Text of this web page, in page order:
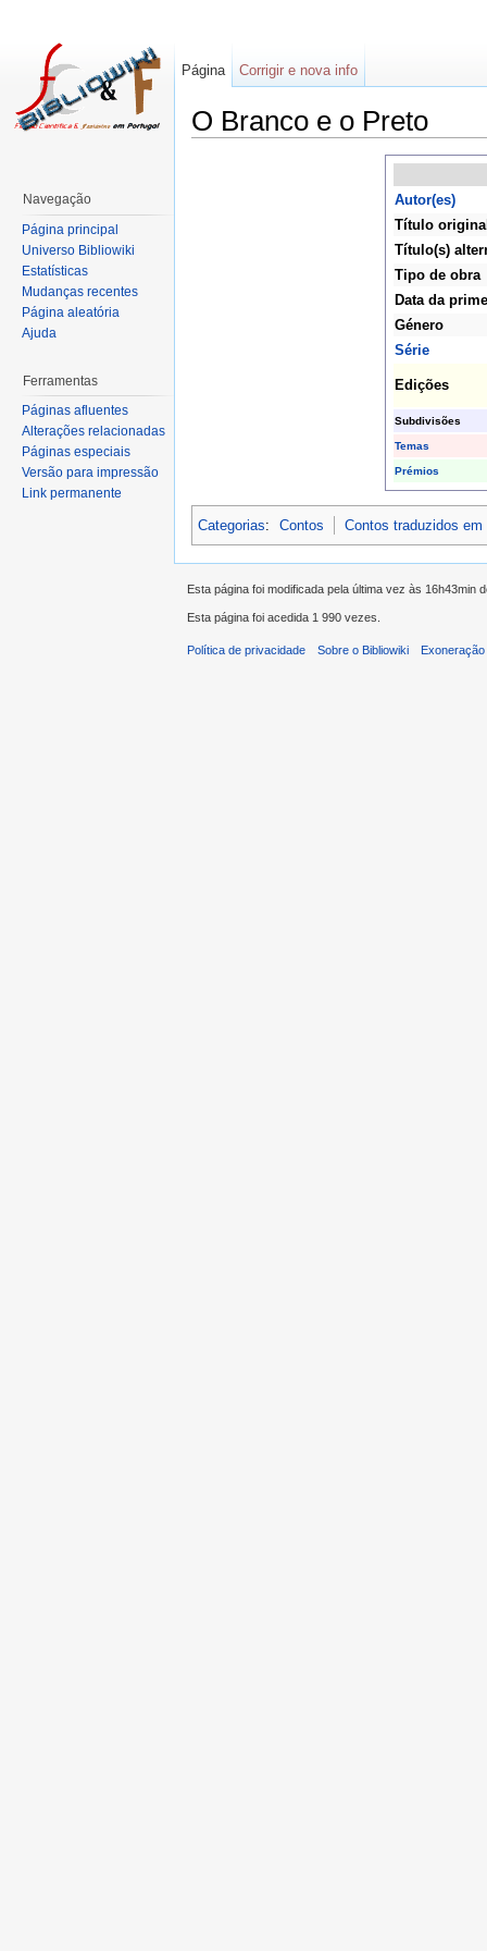
O Branco e o Preto
Autor(es)
Título
Título(s)
Tipo de obra
Data da
Género
Série
Edições
Subdivisões
Temas
Prémios
Categorias: Contos Contos traduzidos em
Página Corrigir e nova info
Navegação
Página principal
Universo Bibliowiki
Estatísticas
Mudanças recentes
Página aleatória
Ajuda
Ferramentas
Páginas afluentes
Alterações relacionadas
Páginas especiais
Versão para impressão
Link permanente
Esta página foi modificada pela última vez às 16h43min
Esta página foi acedida 1 990 vezes.
Política de privacidade Sobre o Bibliowiki